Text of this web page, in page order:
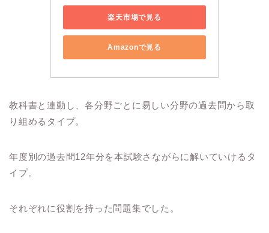
楽天市場で見る
Amazonで見る
教科書と連動し、各分野ごとに易しい分野の過去問から取
り組めるタイプ。
年度別の過去問12年分を本試験さながらに解いていけるタ
イプ。
それぞれに役割を持った問題集でした。